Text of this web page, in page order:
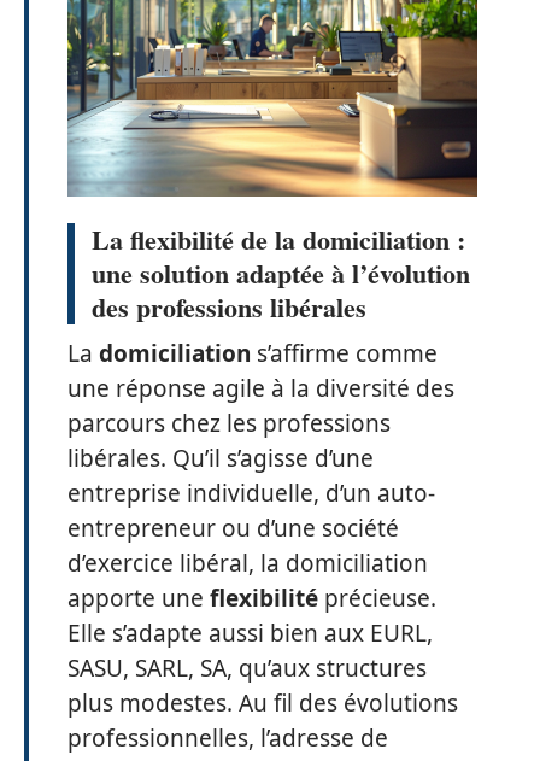
La flexibilité de la domiciliation :
une solution adaptée à l’évolution
des professions libérales
La domiciliation s’affirme comme
une réponse agile à la diversité des
parcours chez les professions
libérales. Qu’il s’agisse d’une
entreprise individuelle, d’un auto-
entrepreneur ou d’une société
d’exercice libéral, la domiciliation
apporte une flexibilité précieuse.
Elle s’adapte aussi bien aux EURL,
SASU, SARL, SA, qu’aux structures
plus modestes. Au fil des évolutions
professionnelles, l’adresse de